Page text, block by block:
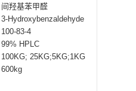
间羟基苯甲醛
3-Hydroxybenzaldehyde
100-83-4
99% HPLC
100KG; 25KG;5KG;1KG
600kg